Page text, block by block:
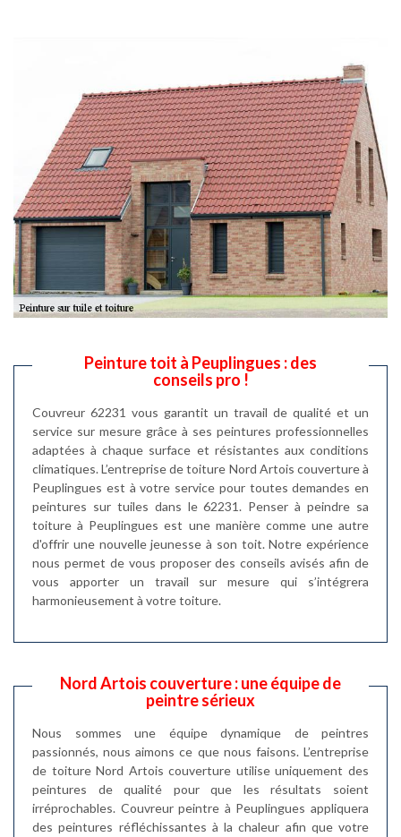
Peinture toit à Peuplingues : des
conseils pro !
Couvreur 62231 vous garantit un travail de qualité et un
service sur mesure grâce à ses peintures professionnelles
adaptées à chaque surface et résistantes aux conditions
climatiques. L’entreprise de toiture Nord Artois couverture à
Peuplingues est à votre service pour toutes demandes en
peintures sur tuiles dans le 62231. Penser à peindre sa
toiture à Peuplingues est une manière comme une autre
d'offrir une nouvelle jeunesse à son toit. Notre expérience
nous permet de vous proposer des conseils avisés afin de
vous apporter un travail sur mesure qui s’intégrera
harmonieusement à votre toiture.
Nord Artois couverture : une équipe de
peintre sérieux
Nous sommes une équipe dynamique de peintres
passionnés, nous aimons ce que nous faisons. L’entreprise
de toiture Nord Artois couverture utilise uniquement des
peintures de qualité pour que les résultats soient
irréprochables. Couvreur peintre à Peuplingues appliquera
des peintures réfléchissantes à la chaleur afin que votre